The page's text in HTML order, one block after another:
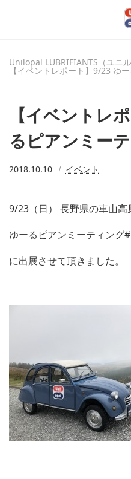
Unilopal LUBRIFIANTS（ユニル
【イベントレポート】9/23 ゆ
【イベントレ
るピアンミー
2018.10.10 イベント
9/23（日） 長野県の車山高
ゆーるピアンミーティング
に出展させて頂きました。